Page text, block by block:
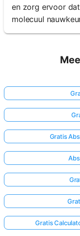
en zorg ervoor
molecuul
Gratis
Gratis